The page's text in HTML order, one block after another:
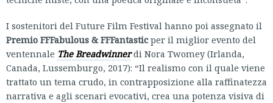
I sostenitori del Future Film Festival hanno poi assegnato il
Premio FFFabulous & FFFantasticper il miglior evento del
ventennale The Breadwinnerdi Nora Twomey (Irlanda,
Canada, Lussemburgo, 2017): “Il realismo con il quale viene
trattato un tema crudo, in contrapposizione alla raffinatezza
narrativa e agli scenari evocativi, crea una potenza visiva di